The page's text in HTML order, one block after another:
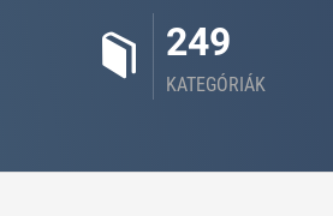
249
KATEGÓRIÁK